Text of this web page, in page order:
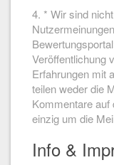
4. * Wir sind
Veröffentlichung
Erfahrungen mit
teilen weder die
Kommentare
einzig um die
Info &